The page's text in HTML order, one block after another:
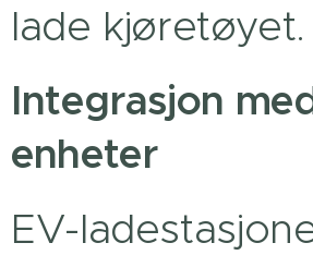
lade kjøretøyet.
Integrasjon
enheter
EV-